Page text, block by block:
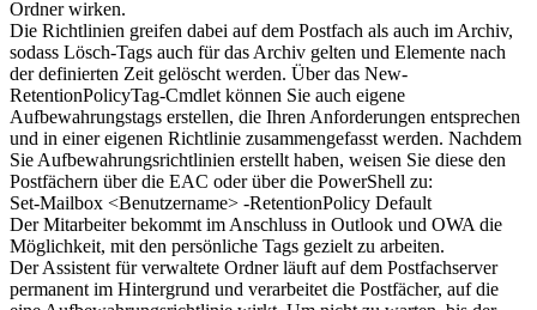
Ordner wirken.
Die Richtlinien greifen dabei auf dem Postfach als auch im Archiv,
sodass Lösch-Tags auch für das Archiv gelten und Elemente nach
der definierten Zeit gelöscht werden. Über das New-
RetentionPolicyTag-Cmdlet können Sie auch eigene
Aufbewahrungstags erstellen, die Ihren Anforderungen entsprechen
und in einer eigenen Richtlinie zusammengefasst werden. Nachdem
Sie Aufbewahrungsrichtlinien erstellt haben, weisen Sie diese den
Postfächern über die EAC oder über die PowerShell zu:
Set-Mailbox <Benutzername> -RetentionPolicy Default
Der Mitarbeiter bekommt im Anschluss in Outlook und OWA die
Möglichkeit, mit den persönliche Tags gezielt zu arbeiten.
Der Assistent für verwaltete Ordner läuft auf dem Postfachserver
permanent im Hintergrund und verarbeitet die Postfächer, auf die